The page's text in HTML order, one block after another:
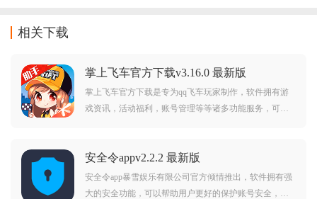
相关下载
掌上飞车官方下载v3.16.0 最新版
掌上飞车官方下载是专为qq飞车玩家制作，软件拥有游
戏资讯，活动福利，账号管理等等诸多功能服务，可以
安全令appv2.2.2 最新版
安全令app暴雪娱乐有限公司官方倾情推出，软件拥有强
大的安全功能，可以帮助用户更好的保护账号安全，需